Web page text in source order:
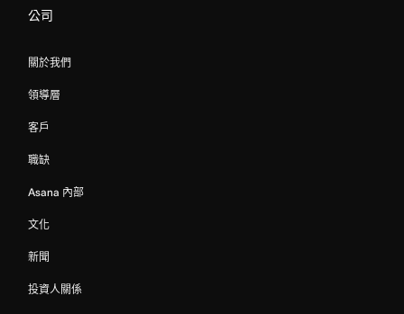
公司
關於我們
領導層
客戶
職缺
Asana 內部
文化
新聞
投資人關係